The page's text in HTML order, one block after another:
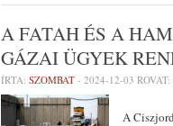
A FATAH ÉS A
GÁZAI ÜGYEK
ÍRTA: SZOMBAT - 2024-12-03 ROVAT:
A